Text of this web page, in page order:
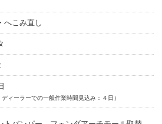
へこみ直し
ディーラーでの一般作業時間見込み：４日）